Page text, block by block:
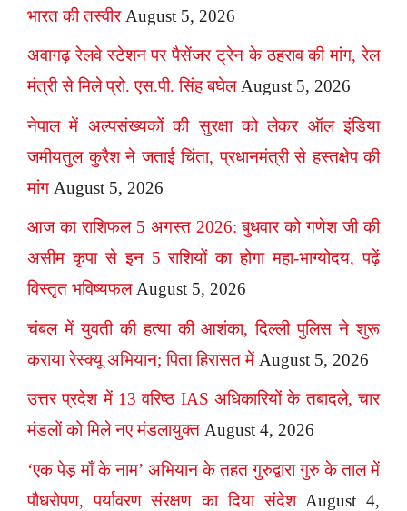
भारत की तस्वीर August 5, 2026
अवागढ़ रेलवे स्टेशन पर पैसेंजर ट्रेन के ठहराव की मांग, रेल
मंत्री से मिले प्रो. एस.पी. सिंह बघेल August 5, 2026
नेपाल में अल्पसंख्यकों की सुरक्षा को लेकर ऑल इंडिया
जमीयतुल कुरैश ने जताई चिंता, प्रधानमंत्री से हस्तक्षेप की
मांग August 5, 2026
आज का राशिफल 5 अगस्त 2026: बुधवार को गणेश जी की
असीम कृपा से इन 5 राशियों का होगा महा-भाग्योदय, पढ़ें
विस्तृत भविष्यफल August 5, 2026
चंबल में युवती की हत्या की आशंका, दिल्ली पुलिस ने शुरू
कराया रेस्क्यू अभियान; पिता हिरासत में August 5, 2026
उत्तर प्रदेश में 13 वरिष्ठ IAS अधिकारियों के तबादले, चार
मंडलों को मिले नए मंडलायुक्त August 4, 2026
‘एक पेड़ माँ के नाम’ अभियान के तहत गुरुद्वारा गुरु के ताल में
पौधरोपण, पर्यावरण संरक्षण का दिया संदेश August 4,